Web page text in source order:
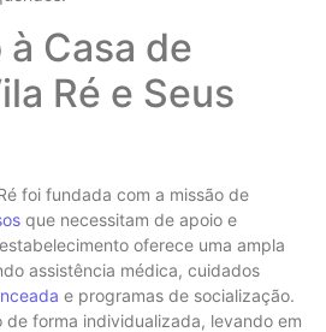
Casa de
Ré e Seus
foi fundada com a missão de
que necessitam de apoio e
oferece uma ampla
assistência médica, cuidados
e programas de socialização.
forma individualizada, levando em